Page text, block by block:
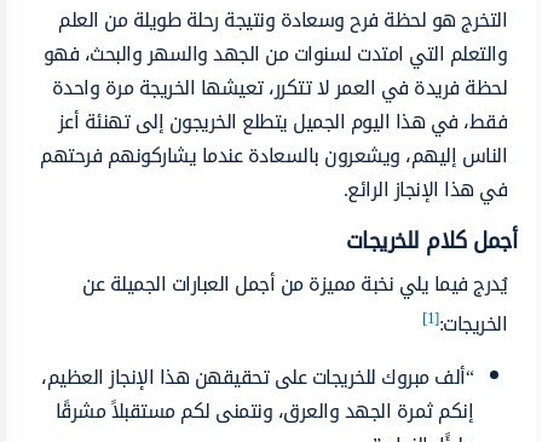
التخرج هو لحظة فرح وسعادة ونتيجة رحلة طويلة من العلم
والتعلم التي امتدت لسنوات من الجهد والسهر والبحث، فهو
لحظة فريدة في العمر لا تتكرر، تعيشها الخريجة مرة واحدة
فقط، في هذا اليوم الجميل يتطلع الخريجون إلى تهنئة أعز
الناس إليهم، ويشعرون بالسعادة عندما يشاركونهم فرحتهم
في هذا الإنجاز الرائع.
أجمل كلام للخريجات
يُدرج فيما يلي نخبة مميزة من أجمل العبارات الجميلة عن
الخريجات:[1]
“ألف مبروك للخريجات على تحقيقهن هذا الإنجاز العظيم،
إنكم ثمرة الجهد والعرق، ونتمنى لكم مستقبلاً مشرقًا